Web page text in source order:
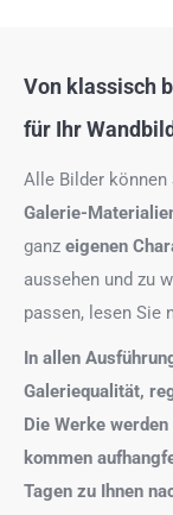
Von klassisch
für Ihr Wandbild
Alle Bilder können
Galerie-
ganz eigenen
aussehen und zu
passen, lesen Sie
In allen
Galeriequalität,
Die Werke
kommen
Tagen zu Ihnen